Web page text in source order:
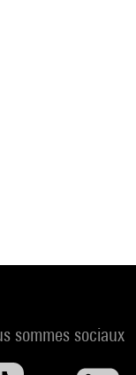
sommes sociaux